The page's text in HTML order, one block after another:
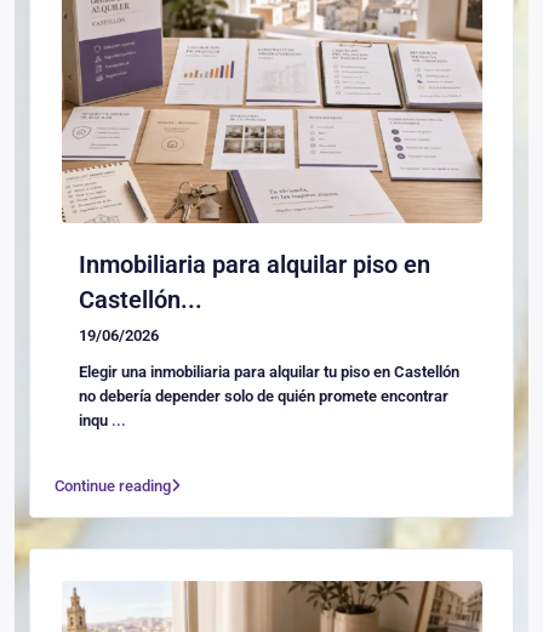
Inmobiliaria para alquilar piso en
Castellón...
19/06/2026
Elegir una inmobiliaria para alquilar tu piso en Castellón
no debería depender solo de quién promete encontrar
inqu ...
Continue reading